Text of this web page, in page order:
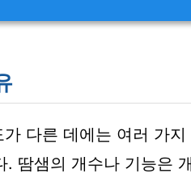
다른 데에는 여러 가
. 땀샘의 개수나 기능은